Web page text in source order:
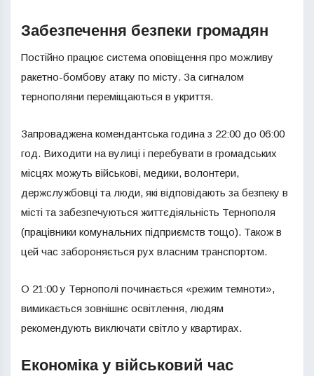
Забезпечення безпеки громадян
Постійно працює система оповіщення про можливу
ракетно-бомбову атаку по місту. За сигналом
тернополяни переміщаються в укриття.
Запроваджена комендантська година з 22:00 до 06:00
год. Виходити на вулиці і перебувати в громадських
місцях можуть військові, медики, волонтери,
держслужбовці та люди, які відповідають за безпеку в
місті та забезпечуються життєдіяльність Тернополя
(працівники комунальних підприємств тощо). Також в
цей час забороняється рух власним транспортом.
О 21:00 у Тернополі починається «режим темноти»,
вимикається зовнішнє освітлення, людям
рекомендують виключати світло у квартирах.
Економіка у військовий час